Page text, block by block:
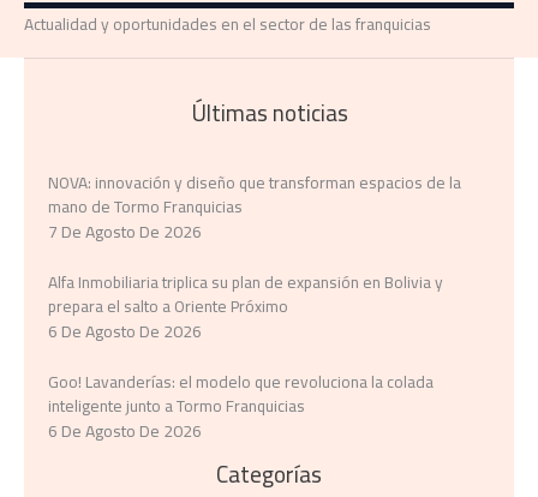
Actualidad y oportunidades en el sector de las franquicias
Últimas noticias
NOVA: innovación y diseño que transforman espacios de la
mano de Tormo Franquicias
7 De Agosto De 2026
Alfa Inmobiliaria triplica su plan de expansión en Bolivia y
prepara el salto a Oriente Próximo
6 De Agosto De 2026
Goo! Lavanderías: el modelo que revoluciona la colada
inteligente junto a Tormo Franquicias
6 De Agosto De 2026
Categorías